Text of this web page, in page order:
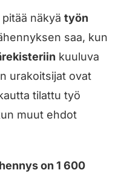
näkyä työn
saa, kun
kuuluva
urakoitsijat ovat
tilattu työ
muut ehdot
on 1 600